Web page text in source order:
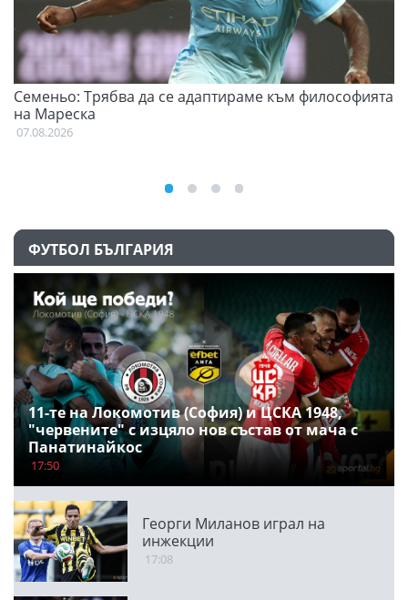
Семеньо: Трябва да се адаптираме към философията
на Мареска
07.08.2026
ФУТБОЛ БЪЛГАРИЯ
11-те на Локомотив (София) и ЦСКА 1948,
"червените" с изцяло нов състав от мача с
Панатинайкос
17:50
Георги Миланов играл на
инжекции
17:08